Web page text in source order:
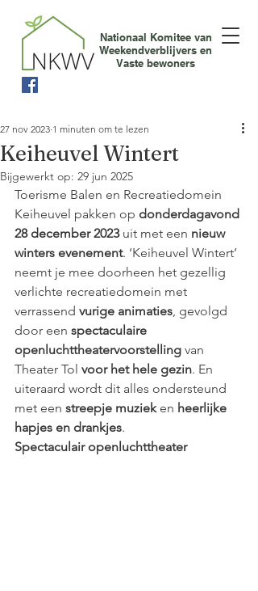
Nationaal Komitee van
Weekendverblijvers en
Vaste bewoners
Keiheuvel Wintert
27 nov 2023 1 minuten om te lezen
Bijgewerkt op: 29 jun 2025
Toerisme Balen en Recreatiedomein
Keiheuvel pakken op donderdagavond
28 december 2023 uit met een nieuw
winters evenement. ‘Keiheuvel Wintert’
neemt je mee doorheen het gezellig
verlichte recreatiedomein met
verrassend vurige animaties, gevolgd
door een spectaculaire
openluchttheatervoorstelling van
Theater Tol voor het hele gezin. En
uiteraard wordt dit alles ondersteund
met een streepje muziek en heerlijke
hapjes en drankjes.
Spectaculair openluchttheater